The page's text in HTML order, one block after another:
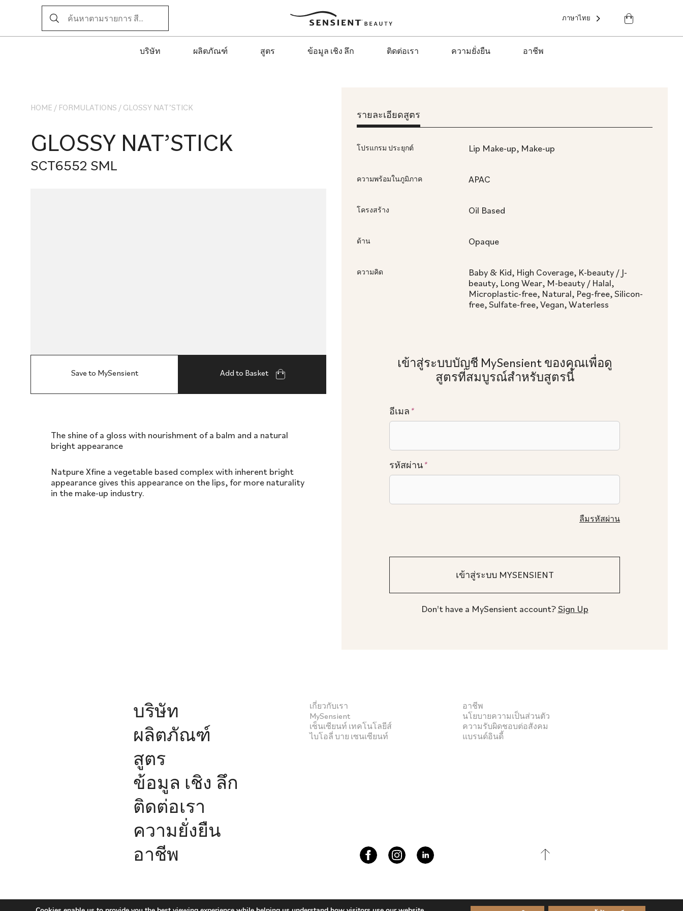
Sensient
ภาษาไทย
บริษัท ผลิตภัณฑ์ สูตร ข้อมูล เชิง ลึก ติดต่อเรา ความยั่งยืน อาชีพ
HOME / FORMULATIONS / GLOSSY NAT’STICK
GLOSSY NAT’STICK
SCT6552 SML
Save to MySensient Add to Basket
The shine of a gloss with nourishment of a balm and a natural
bright appearance
Natpure Xfine a vegetable based complex with inherent bright
appearance gives this appearance on the lips, for more naturality
in the make-up industry.
รายละเอียดสูตร
โปรแกรม ประยุกต์ Lip Make-up, Make-up
ความพร้อมในภูมิภาค APAC
โครงสร้าง Oil Based
ด้าน Opaque
ความคิด
Baby & Kid, High Coverage, K-beauty / J-
beauty, Long Wear, M-beauty / Halal,
Microplastic-free, Natural, Peg-free, Silicon-
free, Sulfate-free, Vegan, Waterless
เข้าสู่ระบบบัญชี MySensient ของคุณเพื่อดู
สูตรที่สมบูรณ์สําหรับสูตรนี้
อีเมล *
รหัสผ่าน *
ลืมรหัสผ่าน
Don't have a MySensient account?Sign Up
บริษัท
ผลิตภัณฑ์
สูตร
ข้อมูล เชิง ลึก
ติดต่อเรา
ความยั่งยืน
อาชีพ
เกี่ยวกับเรา
MySensient
เซ็นเซียนท์ เทคโนโลยีส์
ไบโอลี่ บาย เซนเซียนท์
อาชีพ
นโยบายความเป็นส่วนตัว
ความรับผิดชอบต่อสังคม
แบรนด์อินดี้
© Sensient Cosmetic Technologies 2026